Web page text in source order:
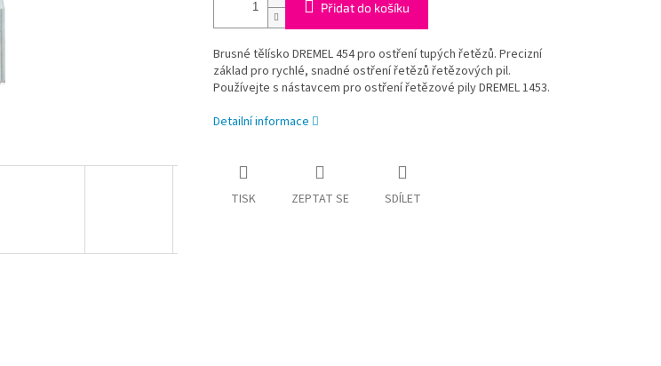
Přidat do košíku
Brusné tělísko DREMEL 454 pro ostření tupých řetězů. Precizní
základ pro rychlé, snadné ostření řetězů řetězových pil.
Používejte s nástavcem pro ostření řetězové pily DREMEL 1453.
Detailní informace
TISK ZEPTAT SE SDÍLET